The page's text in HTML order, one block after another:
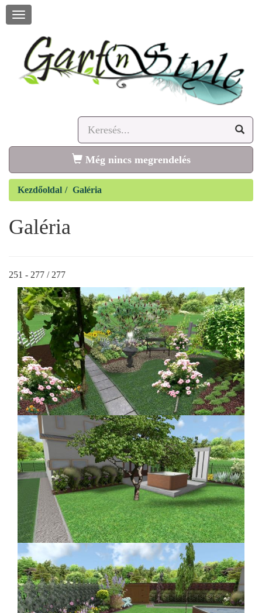
Navigáció
Még nincs megrendelés
Kezdőoldal Galéria
Galéria
251 - 277 / 277